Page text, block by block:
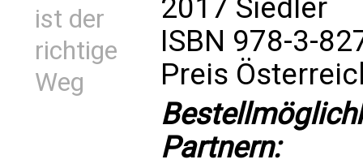
ist der
richtige
Weg
2017 Siedler
ISBN 978-3-
Preis
Partnern: